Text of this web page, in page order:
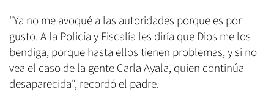
"Ya no me avoqué a las autoridades porque es por
gusto. A la Policía y Fiscalía les diría que Dios me los
bendiga, porque hasta ellos tienen problemas, y si no
vea el caso de la gente Carla Ayala, quien continúa
desaparecida", recordó el padre.